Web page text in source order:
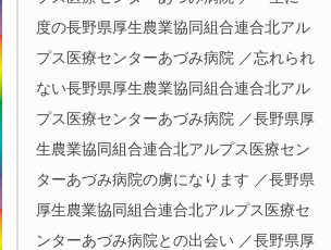
度の長野県厚生農業協同組合連合北アル
プス医療センターあづみ病院 ／忘れられ
ない長野県厚生農業協同組合連合北アル
プス医療センターあづみ病院 ／長野県厚
生農業協同組合連合北アルプス医療セン
ターあづみ病院の虜になります ／長野県
厚生農業協同組合連合北アルプス医療セ
ンターあづみ病院との出会い ／長野県厚